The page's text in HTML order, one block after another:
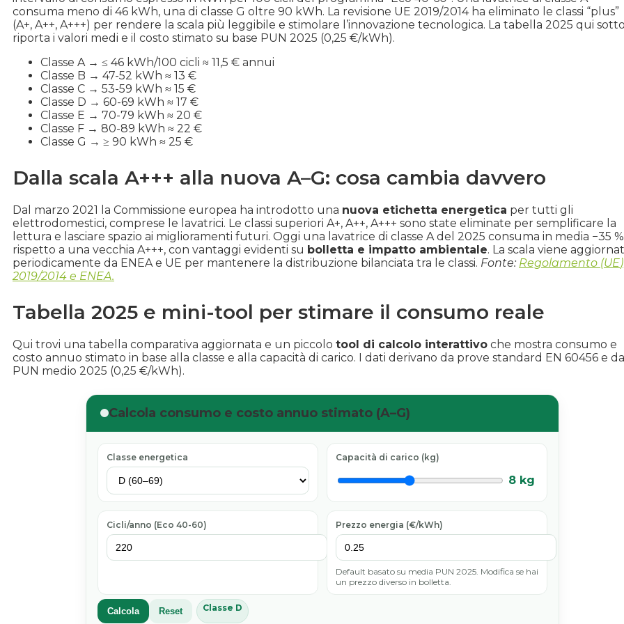
consuma meno di 46 kWh, una di classe G oltre 90 kWh. La revisione UE 2019/2014 ha eliminato le classi “plus”
(A+, A++, A+++) per rendere la scala più leggibile e stimolare l’innovazione tecnologica. La tabella 2025 qui
riporta i valori medi e il costo stimato su base PUN 2025 (0,25 €/kWh).
Classe A → ≤ 46 kWh/100 cicli ≈ 11,5 € annui
Classe B → 47-52 kWh ≈ 13 €
Classe C → 53-59 kWh ≈ 15 €
Classe D → 60-69 kWh ≈ 17 €
Classe E → 70-79 kWh ≈ 20 €
Classe F → 80-89 kWh ≈ 22 €
Classe G → ≥ 90 kWh ≈ 25 €
Dalla scala A+++ alla nuova A–G: cosa cambia davvero
Dal marzo 2021 la Commissione europea ha introdotto una nuova etichetta energetica per tutti gli
elettrodomestici, comprese le lavatrici. Le classi superiori A+, A++, A+++ sono state eliminate per semplificare la
lettura e lasciare spazio ai miglioramenti futuri. Oggi una lavatrice di classe A del 2025 consuma in media −35 %
rispetto a una vecchia A+++, con vantaggi evidenti su bolletta e impatto ambientale. La scala viene
periodicamente da ENEA e UE per mantenere la distribuzione bilanciata tra le classi. Fonte: Regolamento (UE)
2019/2014 e ENEA.
Tabella 2025 e mini-tool per stimare il consumo reale
Qui trovi una tabella comparativa aggiornata e un piccolo tool di calcolo interattivo che mostra consumo e
costo annuo stimato in base alla classe e alla capacità di carico. I dati derivano da prove standard EN 60456 e
PUN medio 2025 (0,25 €/kWh).
Calcola consumo e costo annuo stimato (A–G)
Classe energetica Capacità di carico (kg)
8 kg
Cicli/anno (Eco 40-60) Prezzo energia (€/kWh)
Default basato su media PUN 2025. Modifica se hai
un prezzo diverso in bolletta.
Calcola Reset Classe D